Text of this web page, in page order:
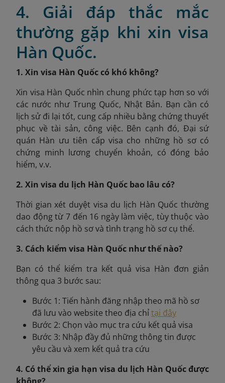
4. Giải đáp thắc mắc
thường gặp khi xin visa
Hàn Quốc.
1. Xin visa Hàn Quốc có khó không?
Xin visa Hàn Quốc nhìn chung phức tạp hơn so với
các nước như Trung Quốc, Nhật Bản. Bạn cần có
lịch sử đi lại tốt, cung cấp nhiều bằng chứng thuyết
phục về tài sản, công việc. Bên cạnh đó, Đại sứ
quán Hàn ưu tiên cấp visa cho những hồ sơ có
chứng minh lương chuyển khoản, có đóng bảo
hiểm, v.v.
2. Xin visa du lịch Hàn Quốc bao lâu có?
Thời gian xét duyệt visa du lịch Hàn Quốc thường
dao động từ 7 đến 16 ngày làm việc, tùy thuộc vào
cách thức nộp hồ sơ và tình trạng hồ sơ cụ thể.
3. Cách kiểm visa Hàn Quốc như thế nào?
Bạn có thể kiểm tra kết quả visa Hàn đơn giản
thông qua 3 bước sau:
Bước 1: Tiến hành đăng nhập theo mã hồ sơ
đã lưu vào website theo địa chỉtại đây
Bước 2: Chọn vào mục tra cứu kết quả visa
Bước 3: Nhập đầy đủ những thông tin được
yêu cầu và xem kết quả tra cứu
4. Có thể xin gia hạn visa du lịch Hàn Quốc được